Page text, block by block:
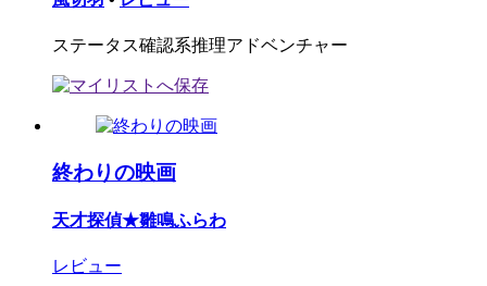
ステータス確認系推理アドベンチャー
終わりの映画
天才探偵★雛鳴ふらわ
レビュー